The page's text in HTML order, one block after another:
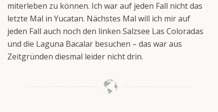
miterleben zu können. Ich war auf jeden Fall nicht das
letzte Mal in Yucatan. Nächstes Mal will ich mir auf
jeden Fall auch noch den linken Salzsee Las Coloradas
und die Laguna Bacalar besuchen – das war aus
Zeitgründen diesmal leider nicht drin.